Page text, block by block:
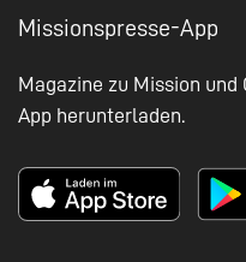
Missionspresse-App
Magazine zu Mission
App herunterladen.